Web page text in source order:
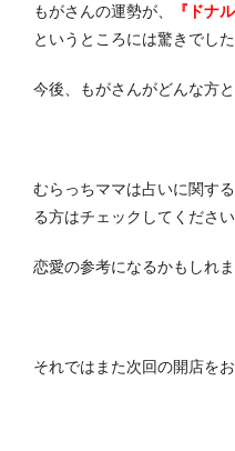
もがさんの運勢が、
『ドナ
というところには驚きでした
今後、もがさんがどんな方
むらっちママは占いに関す
る方はチェックしてください
恋愛の参考になるかもしれま
それではまた次回の開店をお